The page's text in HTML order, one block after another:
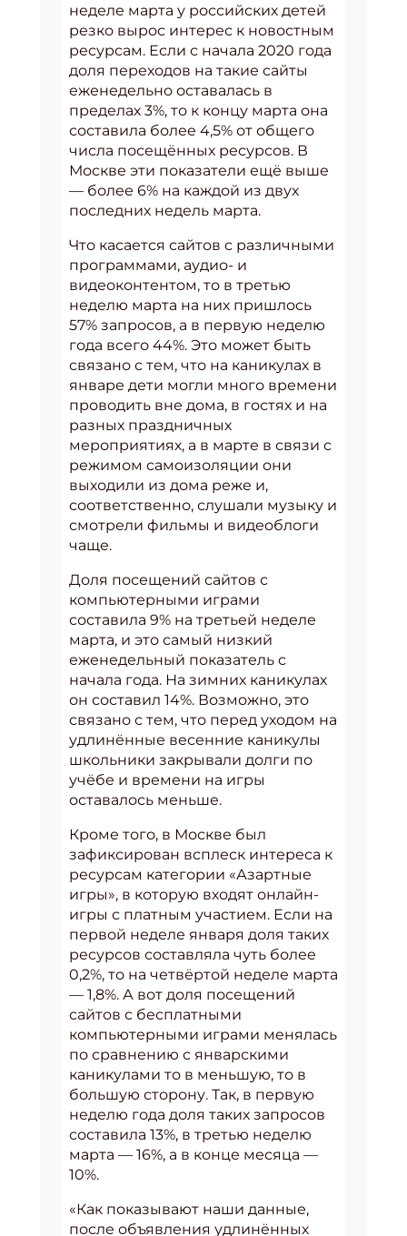
неделе марта у российских детей
резко вырос интерес к новостным
ресурсам. Если с начала 2020 года
доля переходов на такие сайты
еженедельно оставалась в
пределах 3%, то к концу марта она
составила более 4,5% от общего
числа посещённых ресурсов. В
Москве эти показатели ещё выше
— более 6% на каждой из двух
последних недель марта.
Что касается сайтов с различными
программами, аудио- и
видеоконтентом, то в третью
неделю марта на них пришлось
57% запросов, а в первую неделю
года всего 44%. Это может быть
связано с тем, что на каникулах в
январе дети могли много времени
проводить вне дома, в гостях и на
разных праздничных
мероприятиях, а в марте в связи с
режимом самоизоляции они
выходили из дома реже и,
соответственно, слушали музыку и
смотрели фильмы и видеоблоги
чаще.
Доля посещений сайтов с
компьютерными играми
составила 9% на третьей неделе
марта, и это самый низкий
еженедельный показатель с
начала года. На зимних каникулах
он составил 14%. Возможно, это
связано с тем, что перед уходом на
удлинённые весенние каникулы
школьники закрывали долги по
учёбе и времени на игры
оставалось меньше.
Кроме того, в Москве был
зафиксирован всплеск интереса к
ресурсам категории «Азартные
игры», в которую входят онлайн-
игры с платным участием. Если на
первой неделе января доля таких
ресурсов составляла чуть более
0,2%, то на четвёртой неделе марта
— 1,8%. А вот доля посещений
сайтов с бесплатными
компьютерными играми менялась
по сравнению с январскими
каникулами то в меньшую, то в
большую сторону. Так, в первую
неделю года доля таких запросов
составила 13%, в третью неделю
марта — 16%, а в конце месяца —
10%.
«Как показывают наши данные,
после объявления удлинённых